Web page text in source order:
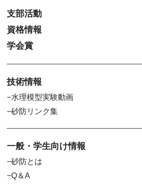
支部活動
資格情報
学会賞
技術情報
水理模型実験動画
砂防リンク集
一般・学生向け情報
砂防とは
Q＆A